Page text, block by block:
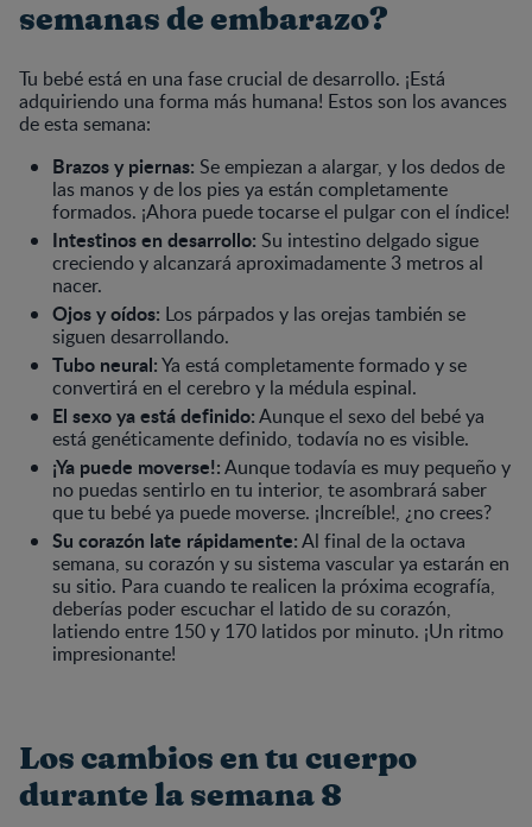
semanas de embarazo?
Tu bebé está en una fase crucial de desarrollo. ¡Está
adquiriendo una forma más humana! Estos son los avances
de esta semana:
Brazos y piernas: Se empiezan a alargar, y los dedos de
las manos y de los pies ya están completamente
formados. ¡Ahora puede tocarse el pulgar con el índice!
Intestinos en desarrollo: Su intestino delgado sigue
creciendo y alcanzará aproximadamente 3 metros al
nacer.
Ojos y oídos: Los párpados y las orejas también se
siguen desarrollando.
Tubo neural:Ya está completamente formado y se
convertirá en el cerebro y la médula espinal.
El sexo ya está definido:Aunque el sexo del bebé ya
está genéticamente definido, todavía no es visible.
¡Ya puede moverse!:Aunque todavía es muy pequeño y
no puedas sentirlo en tu interior, te asombrará saber
que tu bebé ya puede moverse. ¡Increíble!, ¿no crees?
Su corazón late rápidamente:Al final de la octava
semana, su corazón y su sistema vascular ya estarán en
su sitio. Para cuando te realicen la próxima ecografía,
deberías poder escuchar el latido de su corazón,
latiendo entre 150 y 170 latidos por minuto. ¡Un ritmo
impresionante!
Los cambios en tu cuerpo
durante la semana 8